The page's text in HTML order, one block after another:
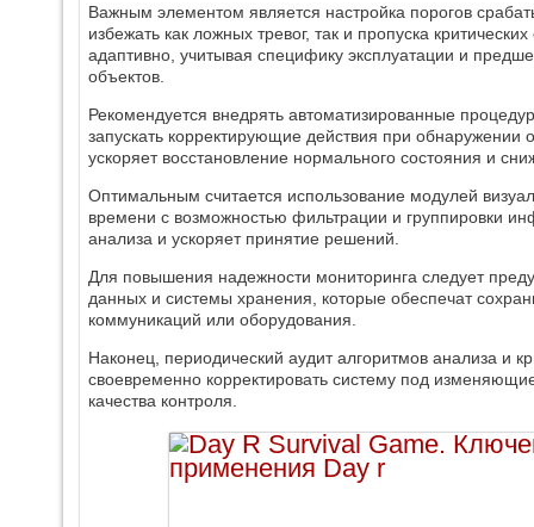
Важным элементом является настройка порогов
избежать как ложных тревог, так и пропуска
адаптивно, учитывая специфику эксплуатации и
объектов.
Рекомендуется внедрять автоматизированные
запускать корректирующие действия при обнаружении
ускоряет восстановление нормального состояния и
Оптимальным считается использование модулей
времени с возможностью фильтрации и группировки
анализа и ускоряет принятие решений.
Для повышения надежности мониторинга следует
данных и системы хранения, которые обеспечат
коммуникаций или оборудования.
Наконец, периодический аудит алгоритмов анализа и
своевременно корректировать систему под
качества контроля.